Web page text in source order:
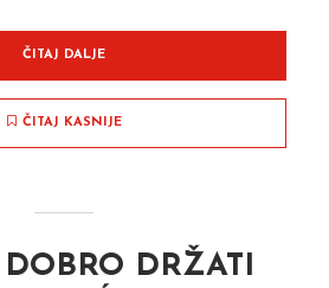
ČITAJ DALJE
ČITAJ KASNIJE
DRŽATI